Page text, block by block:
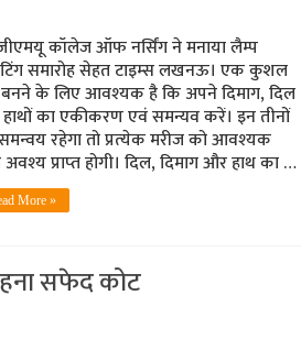
कॉलेज ऑफ नर्सिंग ने मनाया लैम्‍प
समारोह सेहत टाइम्‍स लखनऊ। एक कुशल
बनने के लिए आवश्‍यक है कि अपने दिमाग, दिल
का एकीकरण एवं समन्यव करें। इन तीनों
रहेगा तो प्रत्‍येक मरीज को आवश्‍यक
प्राप्‍त होगी। दिल, दिमाग और हाथ का …
More »
सफेद कोट